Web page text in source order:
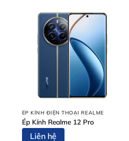
ÉP KÍNH ĐIỆN THOẠI REALME
Ép Kính Realme 12 Pro
Liên hệ